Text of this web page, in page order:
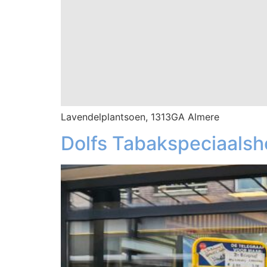
Lavendelplantsoen, 1313GA Almere
Dolfs